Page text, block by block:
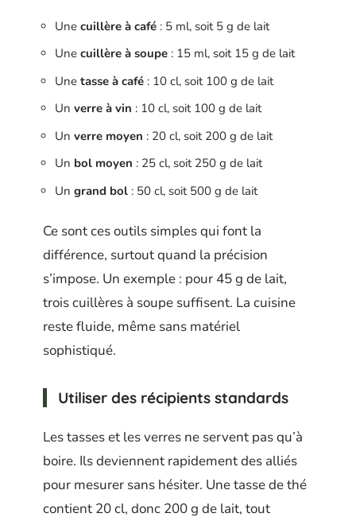
Une cuillère à café : 5 ml, soit 5 g de lait
Une cuillère à soupe : 15 ml, soit 15 g de lait
Une tasse à café : 10 cl, soit 100 g de lait
Un verre à vin : 10 cl, soit 100 g de lait
Un verre moyen : 20 cl, soit 200 g de lait
Un bol moyen : 25 cl, soit 250 g de lait
Un grand bol : 50 cl, soit 500 g de lait
Ce sont ces outils simples qui font la
différence, surtout quand la précision
s’impose. Un exemple : pour 45 g de lait,
trois cuillères à soupe suffisent. La cuisine
reste fluide, même sans matériel
sophistiqué.
Utiliser des récipients standards
Les tasses et les verres ne servent pas qu’à
boire. Ils deviennent rapidement des alliés
pour mesurer sans hésiter. Une tasse de thé
contient 20 cl, donc 200 g de lait, tout